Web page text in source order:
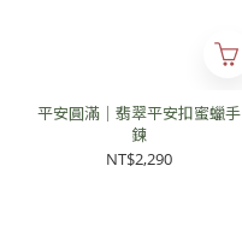
平安圓滿｜翡翠平安扣蜜蠟手
鍊
NT$2,290